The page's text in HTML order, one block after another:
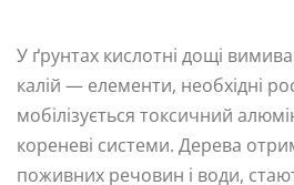
У ґрунтах кислотні дощі
калій — елементи, необхідні
мобілізується токсичний
кореневі системи. Дерева
поживних речовин і води,